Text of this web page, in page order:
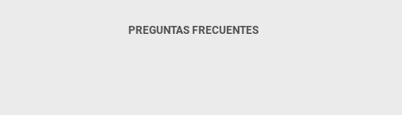
PREGUNTAS FRECUENTES